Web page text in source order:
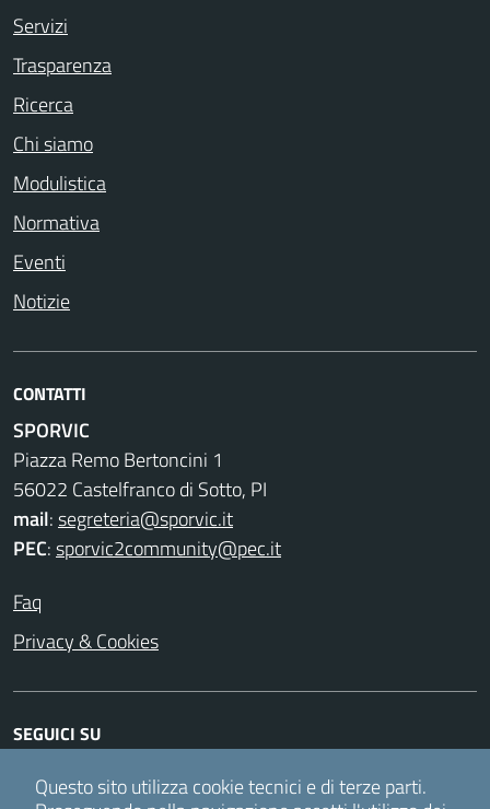
Servizi
Trasparenza
Ricerca
Chi siamo
Modulistica
Normativa
Eventi
Notizie
CONTATTI
SPORVIC
Piazza Remo Bertoncini 1
56022 Castelfranco di Sotto, PI
mail:segreteria@sporvic.it
PEC:sporvic2community@pec.it
Faq
Privacy & Cookies
SEGUICI SU
FacebookInstagramTwitter Youtube
Questo sito utilizza cookie tecnici e di terze parti.